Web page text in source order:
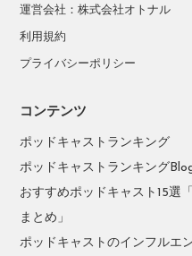
運営会社：株式会社オトナル
利用規約
プライバシーポリシー
コンテンツ
ポッドキャストランキング
ポッドキャストランキング
おすすめポッドキャスト15選
まとめ」
ポッドキャストのインフルエ